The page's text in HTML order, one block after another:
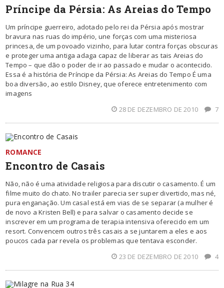
Príncipe da Pérsia: As Areias do Tempo
Um príncipe guerreiro, adotado pelo rei da Pérsia após mostrar
bravura nas ruas do império, une forças com uma misteriosa
princesa, de um povoado vizinho, para lutar contra forças obscuras
e proteger uma antiga adaga capaz de liberar as tais Areias do
Tempo – que dão o poder de ir ao passado e mudar o acontecido.
Essa é a história de Príncipe da Pérsia: As Areias do Tempo É uma
boa diversão, ao estilo Disney, que oferece entretenimento com
imagens
28 DE DEZEMBRO DE 2010
7
ROMANCE
Encontro de Casais
Não, não é uma atividade religiosa para discutir o casamento. É um
filme muito do chato. No trailer parecia ser super divertido, mas né,
pura enganação. Um casal está em vias de se separar (a mulher é
de novo a Kristen Bell) e para salvar o casamento decide se
inscrever em um programa de terapia intensiva oferecido em um
resort. Convencem outros três casais a se juntarem a eles e aos
poucos cada par revela os problemas que tentava esconder.
23 DE DEZEMBRO DE 2010
4